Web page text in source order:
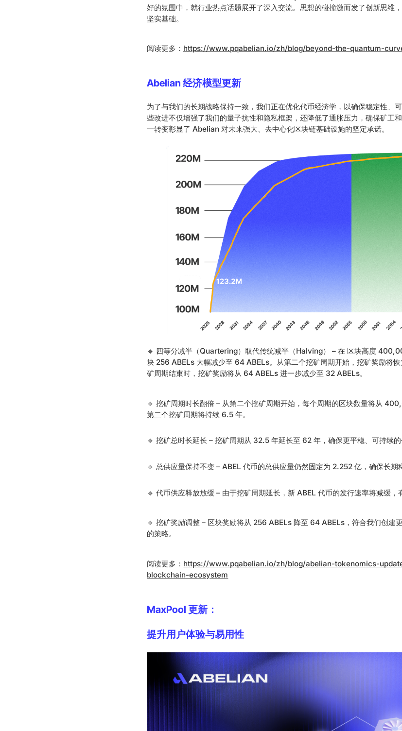
好的氛围中，就行业热点话题展开了深入交流。思想的碰撞激而发了创新思维
坚实基础。
阅读更多： https://www.pqabelian.io/zh/blog/beyond-the-quantum-
Abelian 经济模型更新
为了与我们的长期战略保持一致，我们正在优化代币经济学，以确保稳定性、
些改进不仅增强了我们的量子抗性和隐私框架，还降低了通胀压力，确保矿工
一转变彰显了 Abelian 对未来强大、去中心化区块链基础设施的坚定承诺。
🔹 四等分减半（Quartering）取代传统减半（Halving） – 在 区块高度
块 256 ABELs 大幅减少至 64 ABELs。从第二个挖矿周期开始，挖矿奖励将
矿周期结束时，挖矿奖励将从 64 ABELs 进一步减少至 32 ABELs。
🔹 挖矿周期时长翻倍 – 从第二个挖矿周期开始，每个周期的区块数量将从
第二个挖矿周期将持续 6.5 年。
🔹 挖矿总时长延长 – 挖矿周期从 32.5 年延长至 62 年，确保更平稳、可持续的
🔹 总供应量保持不变 – ABEL 代币的总供应量仍然固定为 2.252 亿，确保长期
🔹 代币供应释放放缓 – 由于挖矿周期延长，新 ABEL 代币的发行速率将减缓，
🔹 挖矿奖励调整 – 区块奖励将从 256 ABELs 降至 64 ABELs，符合我们创建
的策略。
阅读更多： https://www.pqabelian.io/zh/blog/abelian-tokenomics-
blockchain-ecosystem
MaxPool 更新：
提升用户体验与易用性